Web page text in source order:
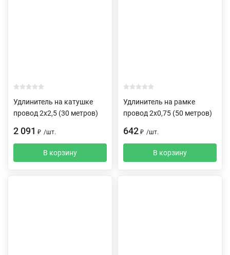
Удлинитель на катушке
провод 2х2,5 (30 метров)
2 091 ₽ /шт.
В корзину
Удлинитель на рамке
провод 2х0,75 (50 метров)
642 ₽ /шт.
В корзину